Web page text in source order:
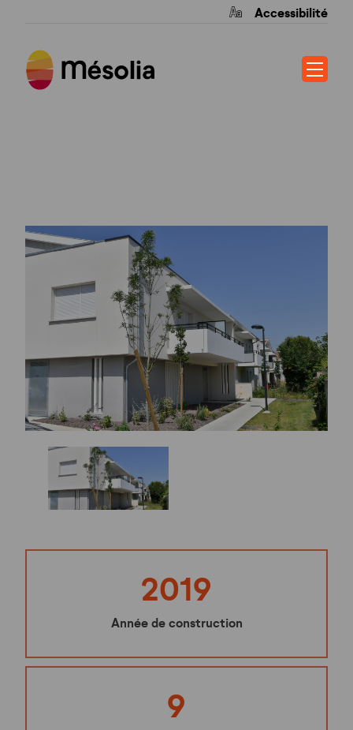
Accessibilité
2019
Année de construction
9